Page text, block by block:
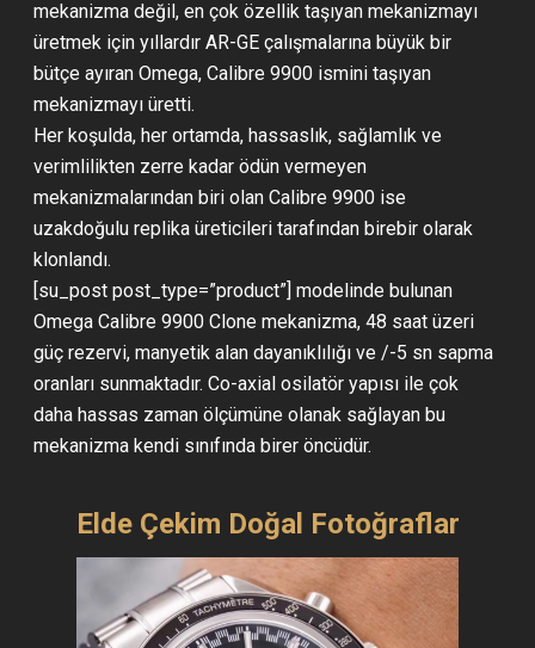
mekanizma değil, en çok özellik taşıyan mekanizmayı
üretmek için yıllardır AR-GE çalışmalarına büyük bir
bütçe ayıran Omega, Calibre 9900 ismini taşıyan
mekanizmayı üretti.
Her koşulda, her ortamda, hassaslık, sağlamlık ve
verimlilikten zerre kadar ödün vermeyen
mekanizmalarından biri olan Calibre 9900 ise
uzakdoğulu replika üreticileri tarafından birebir olarak
klonlandı.
[su_post post_type=”product”] modelinde bulunan
Omega Calibre 9900 Clone mekanizma, 48 saat üzeri
güç rezervi, manyetik alan dayanıklılığı ve /-5 sn sapma
oranları sunmaktadır. Co-axial osilatör yapısı ile çok
daha hassas zaman ölçümüne olanak sağlayan bu
mekanizma kendi sınıfında birer öncüdür.
Elde Çekim Doğal Fotoğraflar